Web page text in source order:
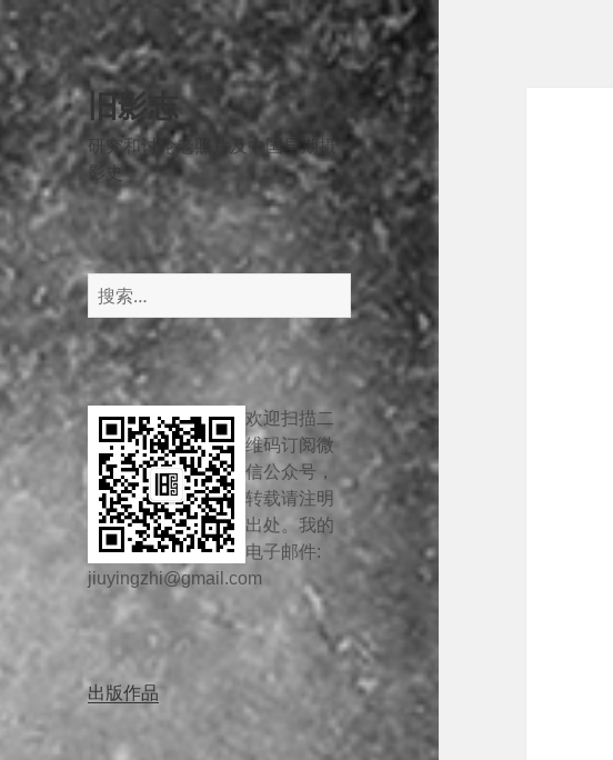
旧影志
研究和讨论老照片及中国早期摄
影史
搜
欢迎扫描二
维码订阅微
信公众号，
转载请注明
出处。我的
电子邮件:
jiuyingzhi@gmail.com
出版作品